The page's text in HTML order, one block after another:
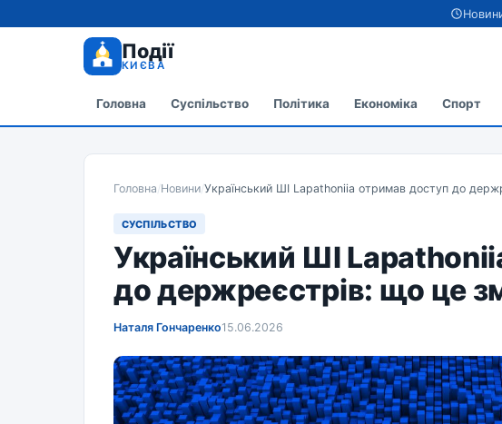
Події
КИЄВА
Головна Суспільство Політика Економіка Спорт
Головна/Новини/Український ШІ Lapathoniia отримав доступ до
СУСПІЛЬСТВО
Український ШІ
до держреєстрів: що це
Наталя Гончаренко15.06.2026